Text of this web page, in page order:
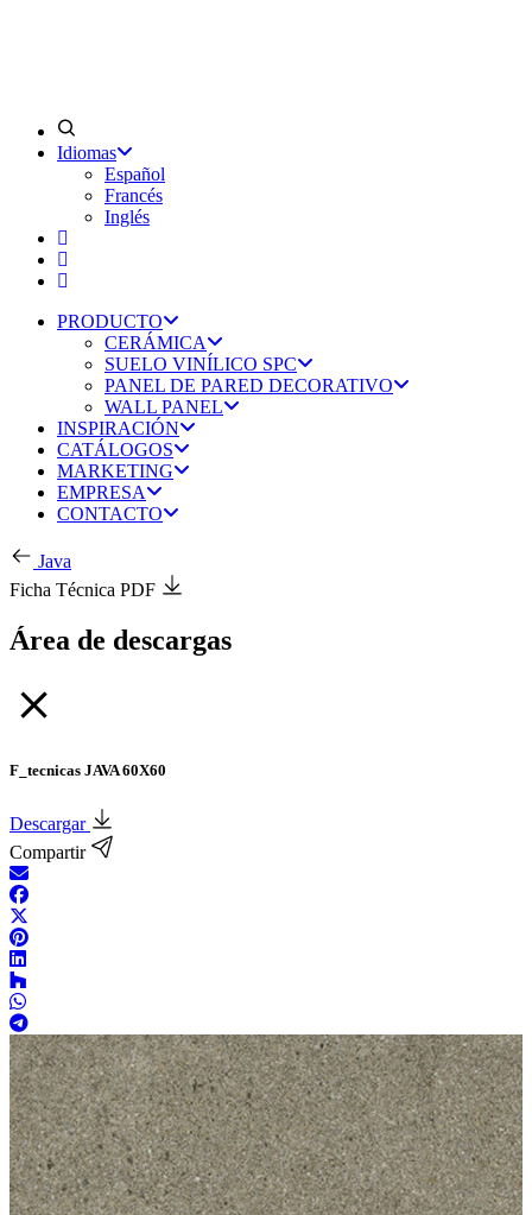
Idiomas
Español
Francés
Inglés
PRODUCTO
CERÁMICA
SUELO VINÍLICO SPC
PANEL DE PARED DECORATIVO
WALL PANEL
INSPIRACIÓN
CATÁLOGOS
MARKETING
EMPRESA
CONTACTO
Java
Ficha Técnica PDF
Área de descargas
F_tecnicas JAVA 60X60
Descargar
Compartir